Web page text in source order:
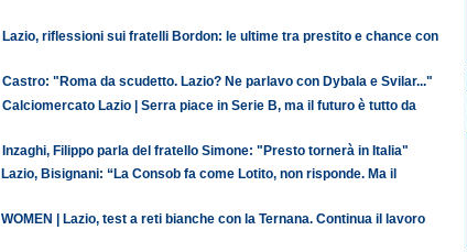
Lazio, riflessioni sui fratelli Bordon: le ultime tra prestito e chance con
Castro: "Roma da scudetto. Lazio? Ne parlavo con Dybala e Svilar..."
Calciomercato Lazio | Serra piace in Serie B, ma il futuro è tutto da
Inzaghi, Filippo parla del fratello Simone: "Presto tornerà in Italia"
Lazio, Bisignani: “La Consob fa come Lotito, non risponde. Ma il
WOMEN | Lazio, test a reti bianche con la Ternana. Continua il lavoro